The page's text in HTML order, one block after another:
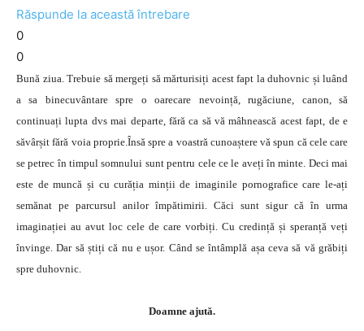
Răspunde la această întrebare
0
0
Bună ziua. Trebuie să mergeți să mărturisiți acest fapt la duhovnic și luând
a sa binecuvântare spre o oarecare nevoință, rugăciune, canon, să
continuați lupta dvs mai departe, fără ca să vă mâhnească acest fapt, de e
săvârșit fără voia proprie.Însă spre a voastră cunoaștere vă spun că cele care
se petrec în timpul somnului sunt pentru cele ce le aveți în minte. Deci mai
este de muncă și cu curăția minții de imaginile pornografice care le-ați
semănat pe parcursul anilor împătimirii. Căci sunt sigur că în urma
imaginației au avut loc cele de care vorbiți. Cu credință și speranță veți
învinge. Dar să știți că nu e ușor. Când se întâmplă așa ceva să vă grăbiți
spre duhovnic.
Doamne ajută.